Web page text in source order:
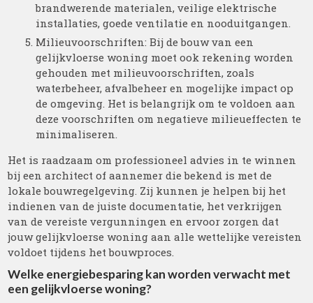
brandwerende materialen, veilige elektrische
installaties, goede ventilatie en nooduitgangen.
Milieuvoorschriften: Bij de bouw van een
gelijkvloerse woning moet ook rekening worden
gehouden met milieuvoorschriften, zoals
waterbeheer, afvalbeheer en mogelijke impact op
de omgeving. Het is belangrijk om te voldoen aan
deze voorschriften om negatieve milieueffecten te
minimaliseren.
Het is raadzaam om professioneel advies in te winnen
bij een architect of aannemer die bekend is met de
lokale bouwregelgeving. Zij kunnen je helpen bij het
indienen van de juiste documentatie, het verkrijgen
van de vereiste vergunningen en ervoor zorgen dat
jouw gelijkvloerse woning aan alle wettelijke vereisten
voldoet tijdens het bouwproces.
Welke energiebesparing kan worden verwacht met
een gelijkvloerse woning?